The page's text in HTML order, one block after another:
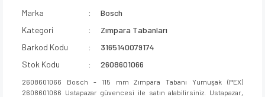
Marka
Bosch
Kategori
Zımpara Tabanları
Barkod Kodu
3165140079174
Stok Kodu
2608601066
2608601066 Bosch - 115 mm Zımpara Tabanı Yumuşak (PEX)
2608601066 Ustapazar güvencesi ile satın alabilirsiniz. Ustapazar,